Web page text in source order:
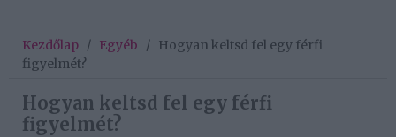
Kezdőlap / Egyéb / Hogyan keltsd fel egy férfi
figyelmét?
Hogyan keltsd fel egy férfi
figyelmét?